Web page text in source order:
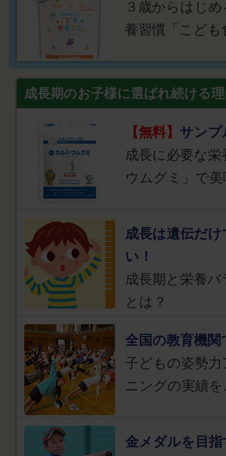
３歳からはじ
養習慣「こども
成長期のお子様に選ばれ続ける
【無料】 サンプ
成長に必要な
ウムグミ」で
成長は遺伝だ
い！
成長期と栄養
とは？
全国の教育機関
子どもの姿勢
ニングの実績
金メダルを目指